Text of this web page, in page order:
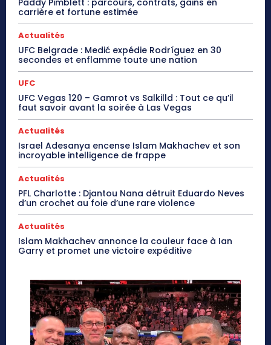
carrière et fortune estimée
Actualités
UFC Belgrade : Medić expédie Rodríguez en 30
secondes et enflamme toute une nation
UFC
UFC Vegas 120 – Gamrot vs Salkilld : Tout ce qu’il
faut savoir avant la soirée à Las Vegas
Actualités
Israel Adesanya encense Islam Makhachev et son
incroyable intelligence de frappe
Actualités
PFL Charlotte : Djantou Nana détruit Eduardo Neves
d’un crochet au foie d’une rare violence
Actualités
Islam Makhachev annonce la couleur face à Ian
Garry et promet une victoire expéditive